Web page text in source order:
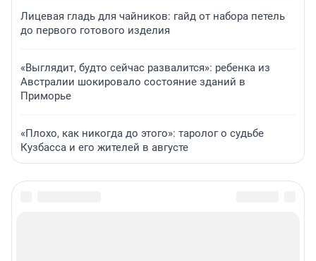
Лицевая гладь для чайников: гайд от набора петель
до первого готового изделия
«Выглядит, будто сейчас развалится»: ребенка из
Австралии шокировало состояние зданий в
Приморье
«Плохо, как никогда до этого»: таролог о судьбе
Кузбасса и его жителей в августе